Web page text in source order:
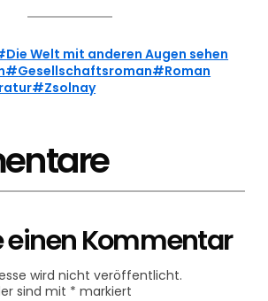
Die Welt mit anderen Augen sehen
Gesellschaftsroman
Roman
Zsolnay
einen Kommentar
wird nicht veröffentlicht.
sind mit * markiert